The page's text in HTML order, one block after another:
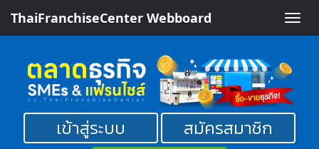
Toggle
ThaiFranchiseCenter Webboard
เข้าสู่ระบบ
สมัครสมาชิก